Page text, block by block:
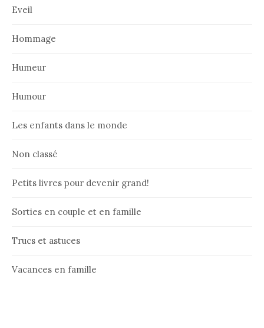
Eveil
Hommage
Humeur
Humour
Les enfants dans le monde
Non classé
Petits livres pour devenir grand!
Sorties en couple et en famille
Trucs et astuces
Vacances en famille